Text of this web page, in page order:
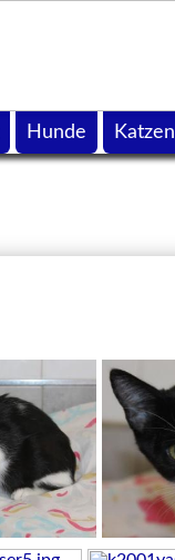
Hunde Katzen